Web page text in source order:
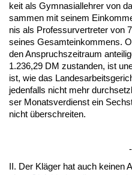
keit als Gym­na­si­al­leh­rer von
sam­men mit sei­nem
nis als Pro­fes­sur­ver­tre­ter von
sei­nes Ge­samt­ein­kom­mens.
den An­spruchs­zeit­raum
1.236,29 DM zu­stan­den, ist
ist, wie das
je­den­falls nicht mehr
ser Mo­nats­ver­dienst ein
nicht über­schrei­ten.
II. Der Kläger hat auch kei­nen